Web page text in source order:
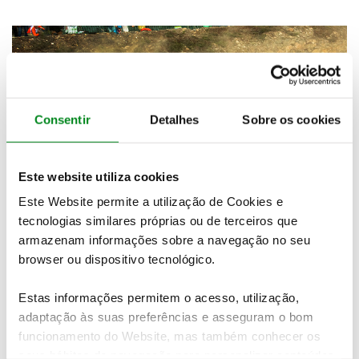
Consentir Detalhes Sobre os cookies
Este website utiliza cookies
Este Website permite a utilização de Cookies e
tecnologias similares próprias ou de terceiros que
armazenam informações sobre a navegação no seu
browser ou dispositivo tecnológico.
Estas informações permitem o acesso, utilização,
adaptação às suas preferências e asseguram o bom
funcionamento do Website, mas também conhecer os